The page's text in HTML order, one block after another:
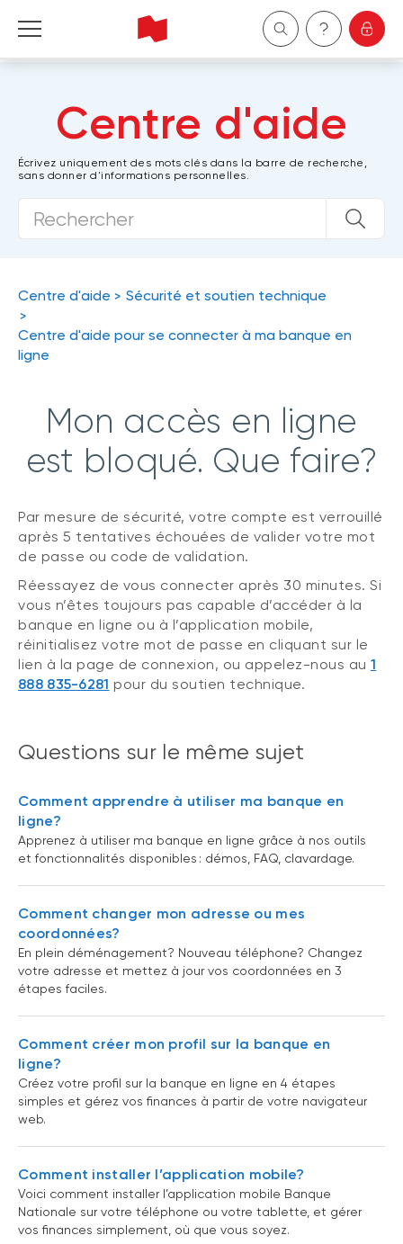
Entreprises
Gestion de patrimoine
English
Centre d'aide
Écrivez uniquement des mots clés dans la barre de recherche,
sans donner d'informations personnelles.
Centre d'aide Sécurité et soutien technique
Centre d'aide pour se connecter à ma banque en
ligne
Mon accès en ligne
est bloqué. Que faire?
Par mesure de sécurité, votre compte est verrouillé
après 5 tentatives échouées de valider votre mot
de passe ou code de validation.
Réessayez de vous connecter après 30 minutes. Si
vous n’êtes toujours pas capable d’accéder à la
banque en ligne ou à l’application mobile,
réinitialisez votre mot de passe en cliquant sur le
lien à la page de connexion, ou appelez-nous au 1
888 835-6281 pour du soutien technique.
Questions sur le même sujet
Comment apprendre à utiliser ma banque en
ligne?
Apprenez à utiliser ma banque en ligne grâce à nos outils
et fonctionnalités disponibles : démos, FAQ, clavardage.
Comment changer mon adresse ou mes
coordonnées?
En plein déménagement? Nouveau téléphone? Changez
votre adresse et mettez à jour vos coordonnées en 3
étapes faciles.
Comment créer mon profil sur la banque en
ligne?
Créez votre profil sur la banque en ligne en 4 étapes
simples et gérez vos finances à partir de votre navigateur
web.
Comment installer l’application mobile?
Voici comment installer l’application mobile Banque
Nationale sur votre téléphone ou votre tablette, et gérer
vos finances simplement, où que vous soyez.